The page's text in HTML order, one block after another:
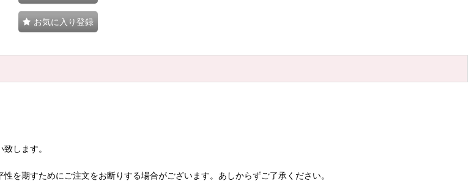
お気に入り登録
します。
を期すためにご注文をお断りする場合がございます。あしからずご了承ください。